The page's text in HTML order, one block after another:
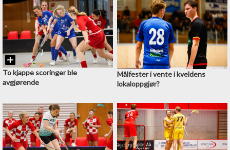
To kjappe scoringer ble
avgjørende
Målfester i vente i kveldens
lokaloppgjør?